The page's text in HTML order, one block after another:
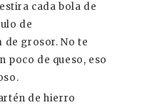
cada bola de
de
de grosor. No te
poco de queso, eso
de hierro